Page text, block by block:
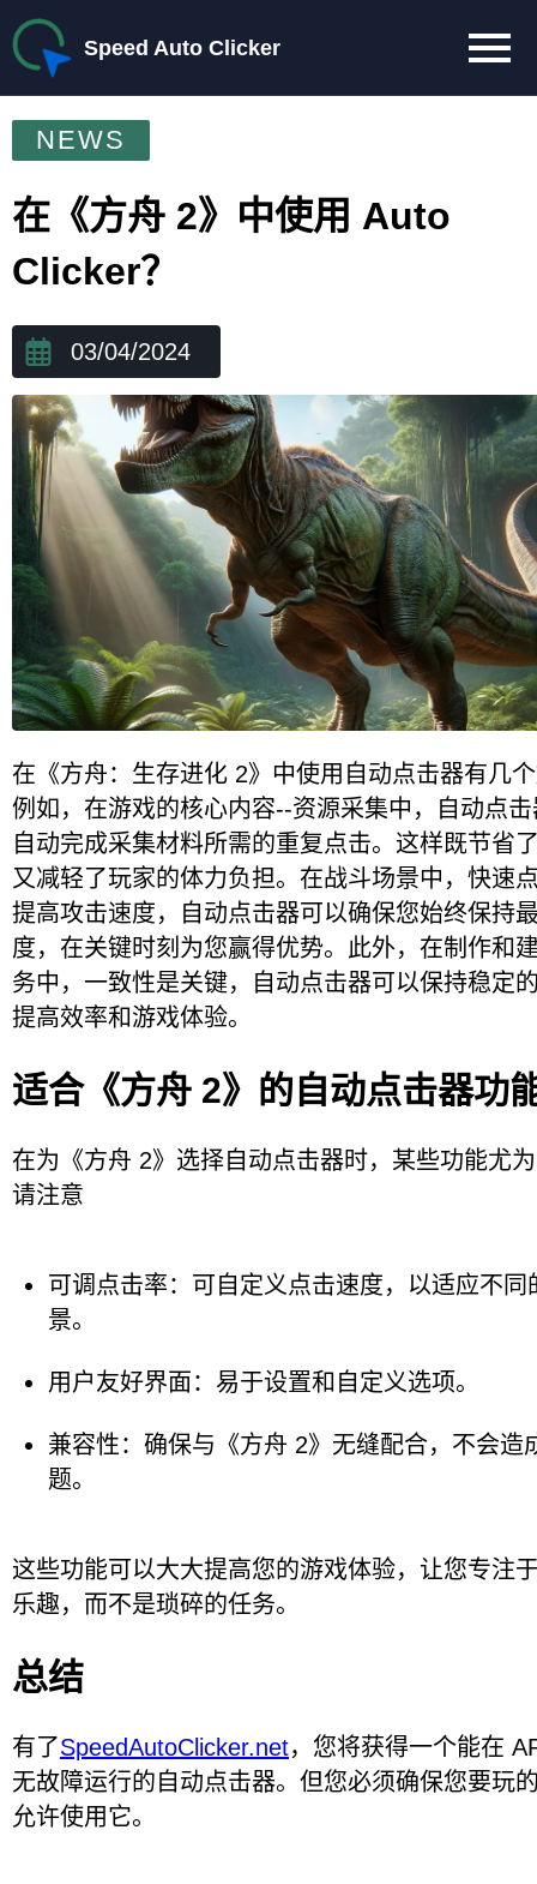
Speed Auto Clicker
NEWS
在《方舟 2》中使用 Auto
Clicker？
03/04/2024
在《方舟：生存进化 2》中使用自动点击器有几
例如，在游戏的核心内容--资源采集中，自动点
自动完成采集材料所需的重复点击。这样既节省
又减轻了玩家的体力负担。在战斗场景中，快速
提高攻击速度，自动点击器可以确保您始终保持
度，在关键时刻为您赢得优势。此外，在制作和
务中，一致性是关键，自动点击器可以保持稳定
提高效率和游戏体验。
适合《方舟 2》的自动点击器功
在为《方舟 2》选择自动点击器时，某些功能尤
请注意
可调点击率：可自定义点击速度，以适应不同
景。
用户友好界面：易于设置和自定义选项。
兼容性：确保与《方舟 2》无缝配合，不会造
题。
这些功能可以大大提高您的游戏体验，让您专注
乐趣，而不是琐碎的任务。
总结
有了SpeedAutoClicker.net，您将获得一个能在
无故障运行的自动点击器。但您必须确保您要玩
允许使用它。